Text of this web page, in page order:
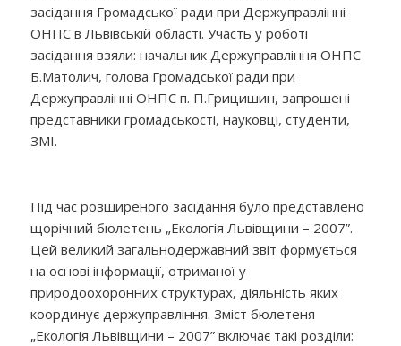
засідання Громадської ради при Держуправлінні
ОНПС в Львівській області. Участь у роботі
засідання взяли: начальник Держуправління ОНПС
Б.Матолич, голова Громадської ради при
Держуправлінні ОНПС п. П.Грицишин, запрошені
представники громадськості, науковці, студенти,
ЗМІ.
Під час розширеного засідання було представлено
щорічний бюлетень „Екологія Львівщини – 2007”.
Цей великий загальнодержавний звіт формується
на основі інформації, отриманої у
природоохоронних структурах, діяльність яких
координує держуправління. Зміст бюлетеня
„Екологія Львівщини – 2007” включає такі розділи: